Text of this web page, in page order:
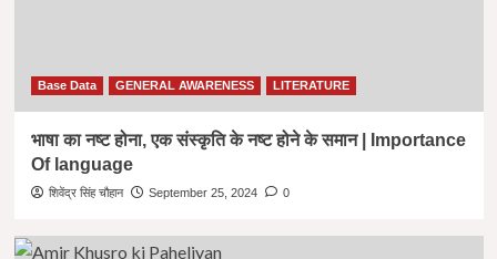
Base Data GENERAL AWARENESS LITERATURE
भाषा का नष्ट होना, एक संस्कृति के नष्ट होने के समान | Importance
Of language
शिवेंद्र सिंह चौहान September 25, 2024 0